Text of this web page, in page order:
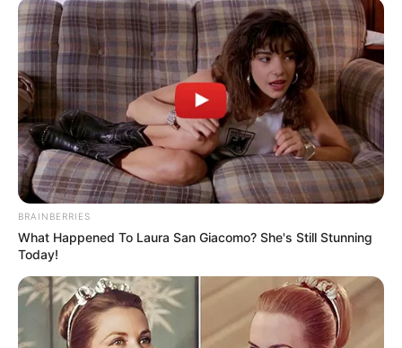
„Ha kell, én megyek” – önként állt volna félre
Az este egyik legszívszorítóbb pillanata az volt,
amikor Mary már az első produkció után
felajánlotta:ha a zsűri úgy dönt, ő szívesen
visszalép, mert nem akar csalódást okozni.
A stúdióban is érezhető volt, mennyire megviselte,
hogy úgy érezte: nem tudott méltó lenni Cserháti
Zsuzsa dalához. A kamerák előtt könnyek között
vallotta be: nem sikerült „átszellemülni” úgy, ahogy
BRAINBERRIES
What Happened To Laura San Giacomo? She's Still Stunning
Today!